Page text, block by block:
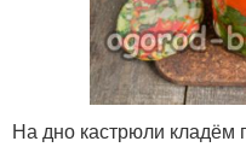
На дно кастрюли кладём